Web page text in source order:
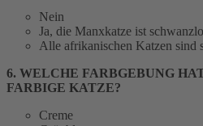
Nein
Ja, die Manxkatze ist
Alle afrikanischen Katzen sind
6. WELCHE FARBGEBUNG
FARBIGE KATZE?
Creme